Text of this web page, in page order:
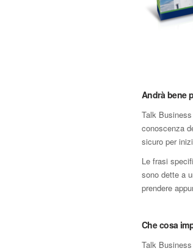
Andrà bene
Talk
conoscenza
sicuro per
Le frasi
sono dette a
prendere
Che cosa
Talk